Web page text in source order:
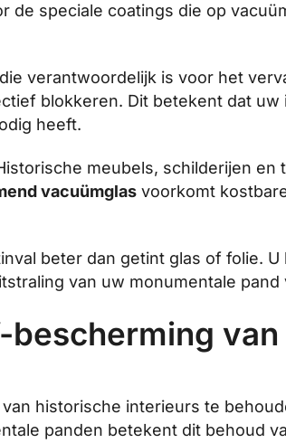
de speciale coatings die op
verantwoordelijk is voor het
blokkeren. Dit betekent dat
heeft.
meubels, schilderijen
vacuümglas voorkomt
beter dan getint glas of folie.
van uw monumentale pand
historische interieurs te
panden betekent dit behoud